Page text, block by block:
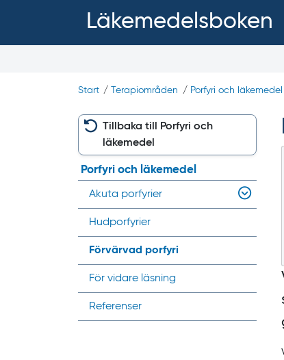
Läkemedelsboken
Start / Terapiområden / Porfyri och läkemedel
Tillbaka till Porfyri och
läkemedel
Porfyri och läkemedel
Akuta porfyrier
Hudporfyrier
Förvärvad porfyri
För vidare läsning
Referenser